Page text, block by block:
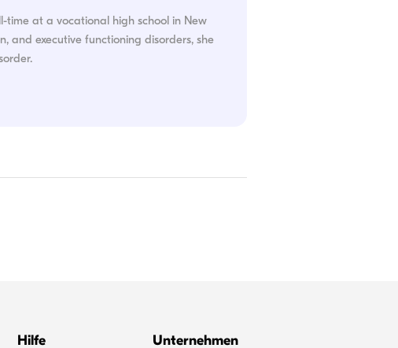
time at a vocational high school in New
and executive functioning disorders, she
Hilfe Unternehmen